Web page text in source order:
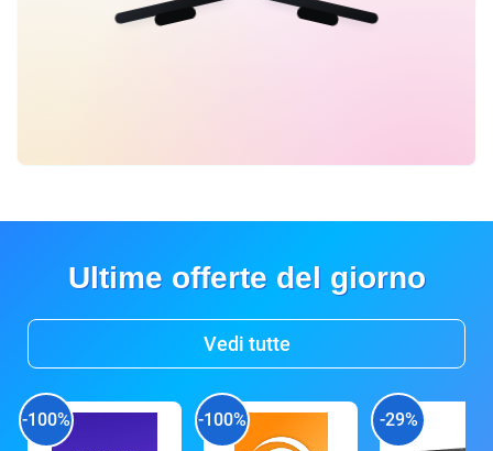
Ultime offerte del giorno
Vedi tutte
-100% -100% -29%